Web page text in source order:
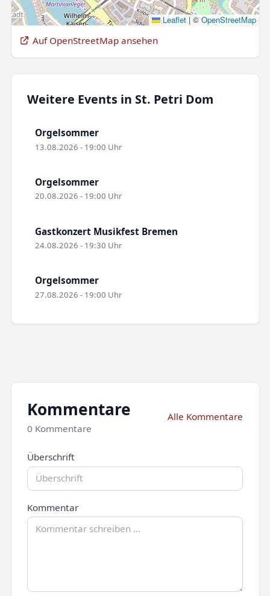
Leaflet |©OpenStreetMap
Auf OpenStreetMap ansehen
Weitere Events in St. Petri Dom
Orgelsommer
13.08.2026 - 19:00 Uhr
Orgelsommer
20.08.2026 - 19:00 Uhr
Gastkonzert Musikfest Bremen
24.08.2026 - 19:30 Uhr
Orgelsommer
27.08.2026 - 19:00 Uhr
Kommentare
0 Kommentare
Alle Kommentare
Überschrift
Kommentar